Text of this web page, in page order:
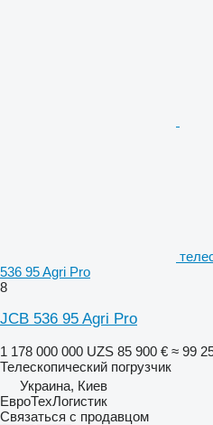
536 95 Agri Pro
8
JCB 536 95 Agri Pro
1 178 000 000 UZS 85 900 € ≈ 99
Телескопический погрузчик
Украина, Киев
ЕвроТехЛогистик
Связаться с продавцом